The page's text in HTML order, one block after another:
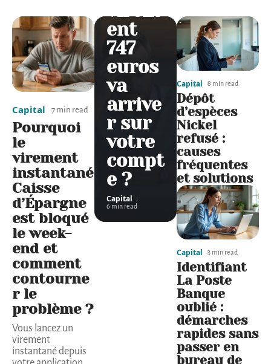
Capital 7 min read
Pourquoi
le
virement
instantané
Caisse
d’Épargne
est bloqué
le week-
end et
comment
contourne
r le
problème ?
Vous lancez un
virement
instantané depuis
virem
ent
747
euros
va
arrive
r sur
votre
compt
e ?
Capital
6 min read
Capital 8 min read
Dépôt
d’espèces
Nickel
refusé :
causes
fréquentes
et solutions
Capital 3 min read
Identifiant
La Poste
Banque
oublié :
démarches
rapides sans
passer en
bureau de